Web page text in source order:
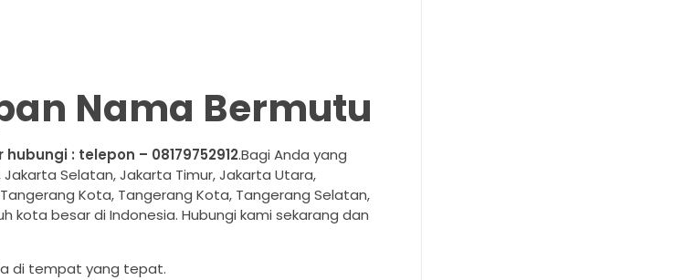
Nama Bermutu
: telepon – 08179752912.Bagi Anda yang
Selatan, Jakarta Timur, Jakarta Utara,
Kota, Tangerang Kota, Tangerang Selatan,
kota besar di Indonesia. Hubungi kami sekarang dan
di tempat yang tepat.